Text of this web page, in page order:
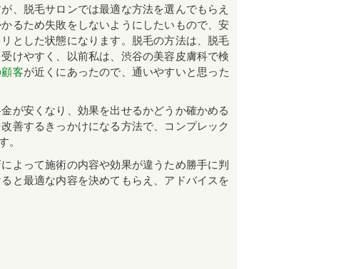
、脱毛サロンでは最適な方法を選んでもらえ
るため失敗をしないようにしたいもので、安
とした状態になります。脱毛の方法は、脱毛
けやすく、以前私は、渋谷の美容皮膚科で検
客が近くにあったので、通いやすいと思った
が安くなり、効果を出せるかどうか確かめる
善するきっかけになる方法で、コンプレック
よって施術の内容や効果が違うため勝手に判
と最適な内容を決めてもらえ、アドバイスを